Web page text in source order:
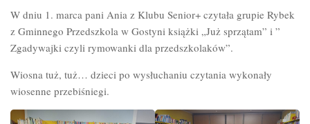
W dniu 1. marca pani Ania z Klubu Senior+ czytała grupie Rybek
z Gminnego Przedszkola w Gostyni książki „Już sprzątam” i ”
Zgadywajki czyli rymowanki dla przedszkolaków”.
Wiosna tuż, tuż… dzieci po wysłuchaniu czytania wykonały
wiosenne przebiśniegi.